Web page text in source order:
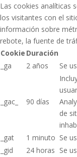
Las cookies analíticas
los visitantes con el
información sobre
rebote, la fuente de
Cookie Duración
_ga
2 años Se
_gac_ 90 días
de
_gat
1 minuto Se
_gid
24 horas Se